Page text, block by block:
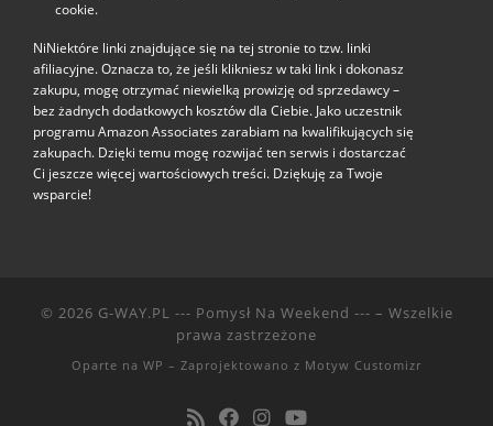
cookie.
NiNiektóre linki znajdujące się na tej stronie to tzw. linki
afiliacyjne. Oznacza to, że jeśli klikniesz w taki link i dokonasz
zakupu, mogę otrzymać niewielką prowizję od sprzedawcy –
bez żadnych dodatkowych kosztów dla Ciebie. Jako uczestnik
programu Amazon Associates zarabiam na kwalifikujących się
zakupach. Dzięki temu mogę rozwijać ten serwis i dostarczać
Ci jeszcze więcej wartościowych treści. Dziękuję za Twoje
wsparcie!
© 2026 G-WAY.PL --- Pomysł Na Weekend --- – Wszelkie
prawa zastrzeżone
Oparte na WP – Zaprojektowano z Motyw Customizr